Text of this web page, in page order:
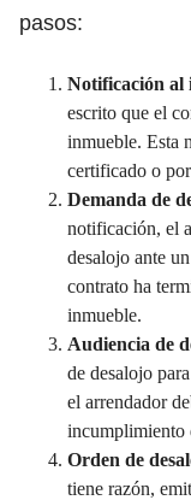
pasos:
Notificación al
escrito que el
inmueble. Esta
certificado o
Demanda de
notificación, el
desalojo ante
contrato ha
inmueble.
Audiencia de
de desalojo
el arrendador
incumplimiento
Orden de
tiene razón,